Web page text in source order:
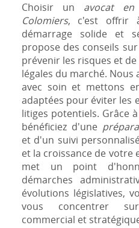
Choisir un avocat
Colomiers, c'est offrir
démarrage solide et
propose des conseils
prévenir les risques et
légales du marché.
avec soin et mettons
adaptées pour éviter les
litiges potentiels. Grâce
bénéficiez d'une
et d'un suivi
et la croissance de
met un point
démarches
évolutions législatives,
vous concentrer
commercial et